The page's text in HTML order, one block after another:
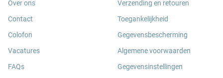
Over ons
Contact
Colofon
Vacatures
FAQs
Verzending en retouren
Toegankelijkheid
Gegevensbescherming
Algemene voorwaarden
Gegevensinstellingen